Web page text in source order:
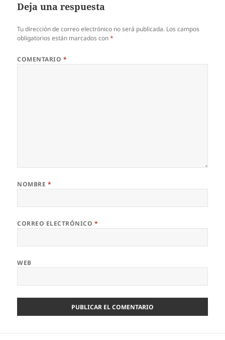
Deja una respuesta
Tu dirección de correo electrónico no será publicada. Los campos
obligatorios están marcados con*
COMENTARIO *
NOMBRE *
CORREO ELECTRÓNICO *
WEB